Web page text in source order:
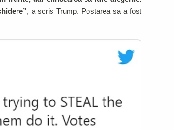
, a scris Trump. Postarea sa a fost